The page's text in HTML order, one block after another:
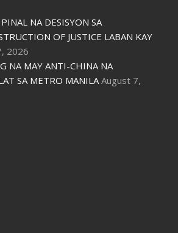
NA DESISYON SA
OF JUSTICE LABAN KAY
2026
NA MAY ANTI-CHINA NA
SA METRO MANILA August 7,